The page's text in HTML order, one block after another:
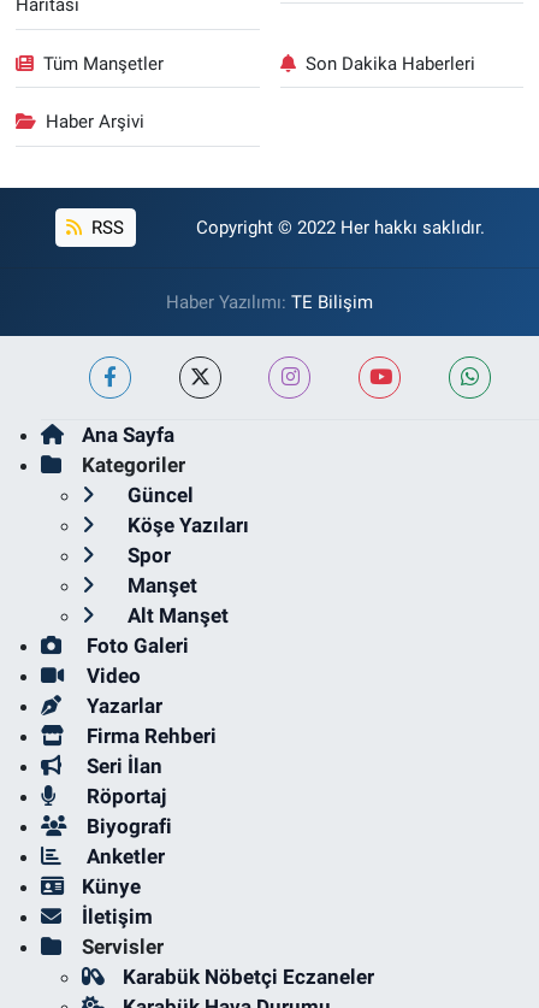
Haritası
Tüm Manşetler Son Dakika Haberleri
Haber Arşivi
RSS Copyright © 2022 Her hakkı saklıdır.
Haber Yazılımı: TE Bilişim
Ana Sayfa
Kategoriler
Güncel
Köşe Yazıları
Spor
Manşet
Alt Manşet
Foto Galeri
Video
Yazarlar
Firma Rehberi
Seri İlan
Röportaj
Biyografi
Anketler
Künye
İletişim
Servisler
Karabük Nöbetçi Eczaneler